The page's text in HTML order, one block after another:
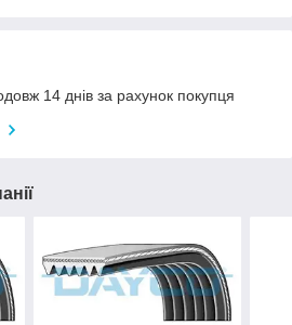
14 днів за рахунок покупця